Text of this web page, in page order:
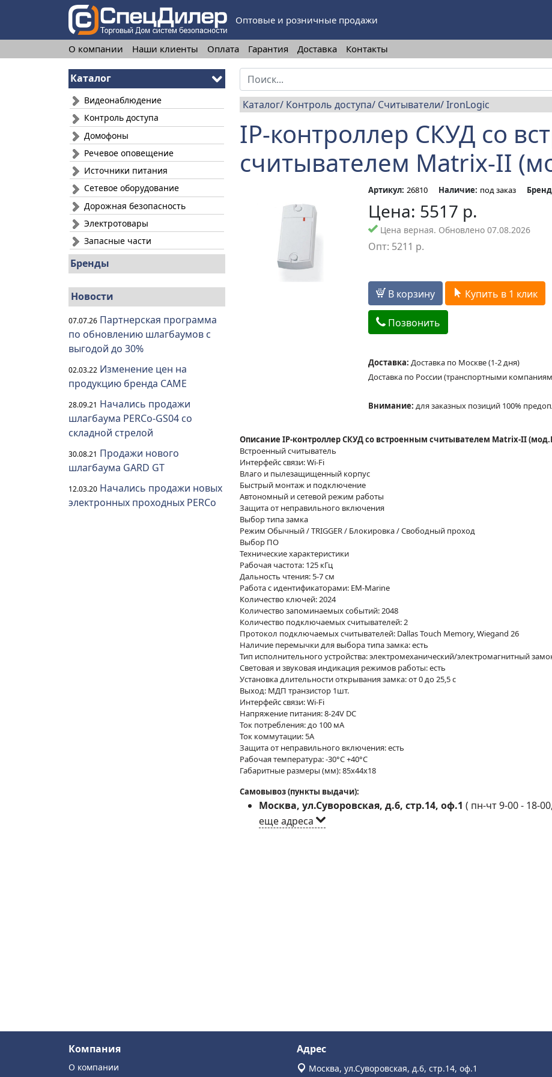
Оптовые и розничные продажи
О компании Наши клиенты Оплата Гарантия Доставка Контакты
Каталог
Видеонаблюдение
Контроль доступа
Домофоны
Речевое оповещение
Источники питания
Сетевое оборудование
Дорожная безопасность
Электротовары
Запасные части
Бренды
Новости
07.07.26 Партнерская программа
по обновлению шлагбаумов с
выгодой до 30%
02.03.22 Изменение цен на
продукцию бренда CAME
28.09.21 Начались продажи
шлагбаума PERCo-GS04 со
складной стрелой
30.08.21 Продажи нового
шлагбаума GARD GT
12.03.20 Начались продажи новых
электронных проходных PERCo
Каталог Контроль доступа Считыватели IronLogic
IP-контроллер СКУД со
считывателем Matrix-II
Артикул: 26810 Наличие: под заказ
Цена: 5517 р.
Цена верная. Обновлено 07.08.2026
Опт: 5211 р.
В корзину Купить в 1 клик
Позвонить
Доставка: Доставка по Москве (1-2 дня)
Доставка по России (транспортными
Внимание: для заказных позиций 100%
Описание IP-контроллер СКУД со встроенным считывателем Matrix-II
Встроенный считыватель
Интерфейс связи: Wi-Fi
Влаго и пылезащищенный корпус
Быстрый монтаж и подключение
Автономный и сетевой режим работы
Защита от неправильного включения
Выбор типа замка
Режим Обычный / TRIGGER / Блокировка / Свободный проход
Выбор ПО
Технические характеристики
Рабочая частота: 125 кГц
Дальность чтения: 5-7 см
Работа с идентификаторами: EM-Marine
Количество ключей: 2024
Количество запоминаемых событий: 2048
Количество подключаемых считывателей: 2
Протокол подключаемых считывателей: Dallas Touch Memory, Wiegand 26
Наличие перемычки для выбора типа замка: есть
Тип исполнительного устройства: электромеханический/электромагнитный
Световая и звуковая индикация режимов работы: есть
Установка длительности открывания замка: от 0 до 25,5 c
Выход: МДП транзистор 1шт.
Интерфейс связи: Wi-Fi
Напряжение питания: 8-24V DC
Ток потребления: до 100 мA
Ток коммутации: 5А
Защита от неправильного включения: есть
Рабочая температура: -30°С +40°С
Габаритные размеры (мм): 85х44х18
Самовывоз (пункты выдачи):
Москва, ул.Суворовская, д.6, стр.14, оф.1 ( пн-чт 9-00 - 18-
еще адреса
Компания
О компании
Адрес
Москва, ул.Суворовская, д.6, стр.14, оф.1